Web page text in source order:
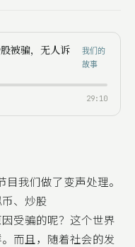
被骗，无人诉
我们的
故事
29:10
我们做了变声处理。
、炒股
受骗的呢？这个世界
而且，随着社会的发